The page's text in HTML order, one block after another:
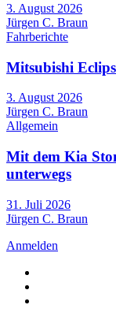
3. August 2026
Jürgen C. Braun
Fahrberichte
Mitsubishi
3. August 2026
Jürgen C. Braun
Allgemein
Mit dem Kia
unterwegs
31. Juli 2026
Jürgen C. Braun
Anmelden